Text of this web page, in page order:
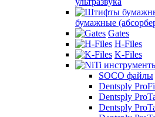
бумажные
Gates
H-Files
K-Files
SOCO файлы
Dentsply
Dentsply
Dentsply